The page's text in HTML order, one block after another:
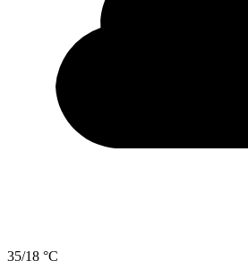
35/18 °C